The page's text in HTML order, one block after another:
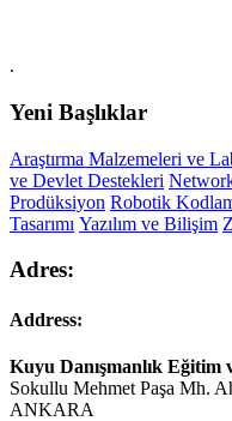
.
Yeni Başlıklar
Araştırma Malzemeleri ve
ve Devlet Destekleri
Prodüksiyon Robotik
Tasarımı Yazılım ve Bilişim
Adres:
Address:
Kuyu Danışmanlık Eğitim
Sokullu Mehmet Paşa Mh.
ANKARA